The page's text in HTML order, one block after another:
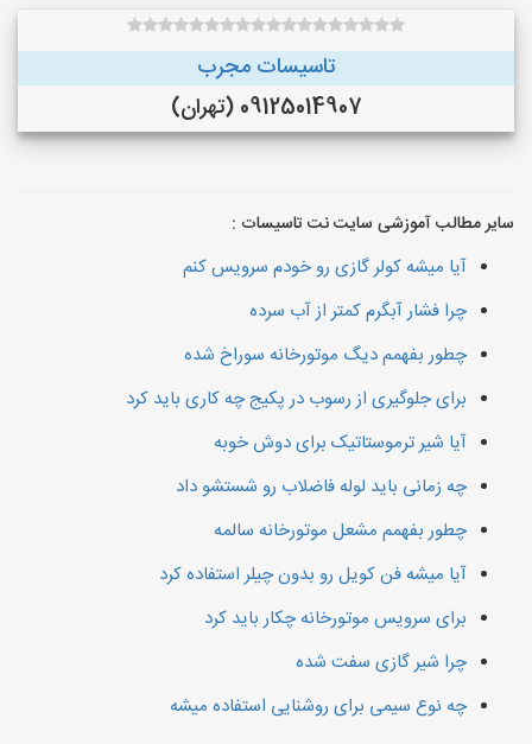
تاسیسات مجرب
09125014907 (تهران)
سایر مطالب آموزشی سایت نت تاسیسات :
آیا میشه کولر گازی رو خودم سرویس کنم
چرا فشار آبگرم کمتر از آب سرده
چطور بفهمم دیگ موتورخانه سوراخ شده
برای جلوگیری از رسوب در پکیج چه کاری باید کرد
آیا شیر ترموستاتیک برای دوش خوبه
چه زمانی باید لوله فاضلاب رو شستشو داد
چطور بفهمم مشعل موتورخانه سالمه
آیا میشه فن کویل رو بدون چیلر استفاده کرد
برای سرویس موتورخانه چکار باید کرد
چرا شیر گازی سفت شده
چه نوع سیمی برای روشنایی استفاده میشه